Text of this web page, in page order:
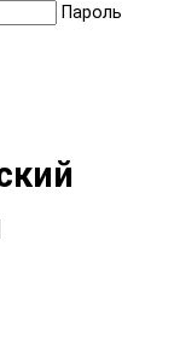
Пароль